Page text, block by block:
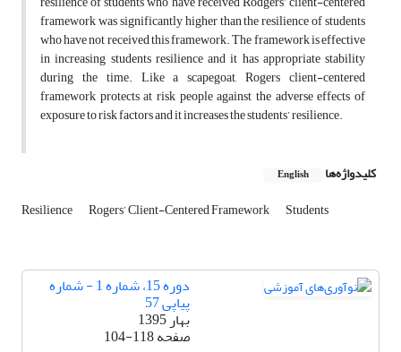
framework was significantly higher than the resilience of students
who have not received this framework. The framework is effective
in increasing students resilience and it has appropriate stability
during the time. Like a scapegoat, Rogers client-centered
framework protects at risk people against the adverse effects of
exposure to risk factors and it increases the students’ resilience.
کلیدواژه‌ها English
Resilience Rogers’ Client-Centered Framework Students
دوره 15، شماره 1 - شماره
پیاپی 57
بهار 1395
صفحه104-118